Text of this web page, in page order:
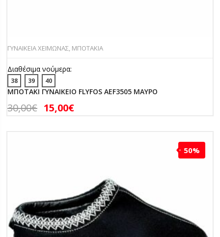
ΓΥΝΑΙΚΕΙΑ ΧΕΙΜΩΝΑΣ, ΜΠΟΤΑΚΙΑ
Διαθέσιμα νούμερα:
38 39 40
ΜΠΟΤΑΚΙ ΓΥΝΑΙΚΕΙΟ FLYFOS AEF3505 ΜΑΥΡΟ
30,00€ 15,00€
50%